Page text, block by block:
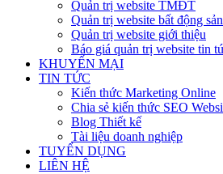
Quản trị website TMĐT
Quản trị website bất động sản
Quản trị website giới thiệu
Báo giá quản trị website tin
KHUYẾN MẠI
TIN TỨC
Kiến thức Marketing Online
Chia sẻ kiến thức SEO
Blog Thiết kế
Tài liệu doanh nghiệp
TUYỂN DỤNG
LIÊN HỆ